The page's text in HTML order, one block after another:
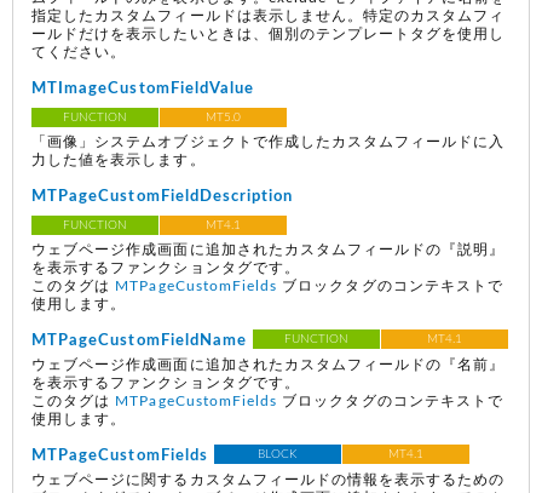
指定したカスタムフィールドは表示しません。特定のカスタムフィ
ールドだけを表示したいときは、個別のテンプレートタグを使用し
てください。
MTImageCustomFieldValue
FUNCTION MT5.0
「画像」システムオブジェクトで作成したカスタムフィールドに入
力した値を表示します。
MTPageCustomFieldDescription
FUNCTION MT4.1
ウェブページ作成画面に追加されたカスタムフィールドの『説明』
を表示するファンクションタグです。
このタグは
MTPageCustomFields ブロックタグのコンテキストで
使用します。
MTPageCustomFieldName FUNCTION MT4.1
ウェブページ作成画面に追加されたカスタムフィールドの『名前』
を表示するファンクションタグです。
このタグは
MTPageCustomFields ブロックタグのコンテキストで
使用します。
MTPageCustomFields BLOCK MT4.1
ウェブページに関するカスタムフィールドの情報を表示するための